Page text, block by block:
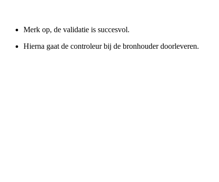
Merk op, de validatie is succesvol.
Hierna gaat de controleur bij de bronhouder doorleveren.